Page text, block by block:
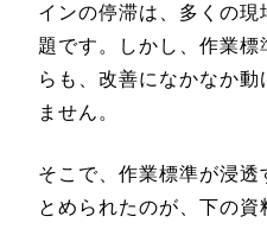
インの停滞は、多くの
題です。しかし、作業
らも、改善になかなか動
ません。
そこで、作業標準が浸透
とめられたのが、下の資